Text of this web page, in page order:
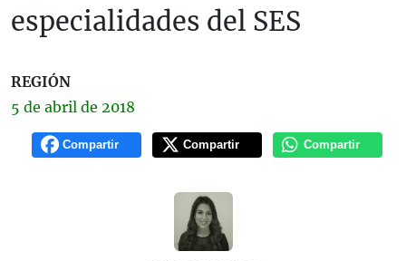
especialidades del SES
REGIÓN
5 de abril de 2018
Compartir Compartir Compartir